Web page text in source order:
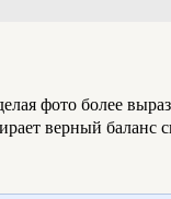
фото более
верный баланс